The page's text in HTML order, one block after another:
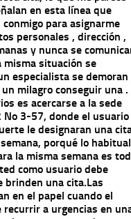
en esta línea que
para asignarme
personales , dirección ,
y nunca se
misma situación se
especialista se demoran
milagro conseguir una .
es acercarse a la sede
No 3-57, donde el usuario
le designaran una
porqué lo habitual
la misma semana es
como usuario debe
brinden una cita.Las
en el papel cuando el
a urgencias en